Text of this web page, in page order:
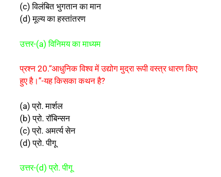
(c) विलंबित भुगतान का मान
(d) मूल्य का हस्तांतरण
उत्तर-(a) विनिमय का माध्यम
प्रश्न 20.“आधुनिक विश्व में उद्योग मुद्रा रूपी वस्त्र धारण किए
हुए है।”-यह किसका कथन है?
(a) प्रो. मार्शल
(b) प्रो. रॉबिन्सन
(c) प्रो. अमर्त्य सेन
(d) प्रो. पीगू
उत्तर-(d) प्रो. पीगू